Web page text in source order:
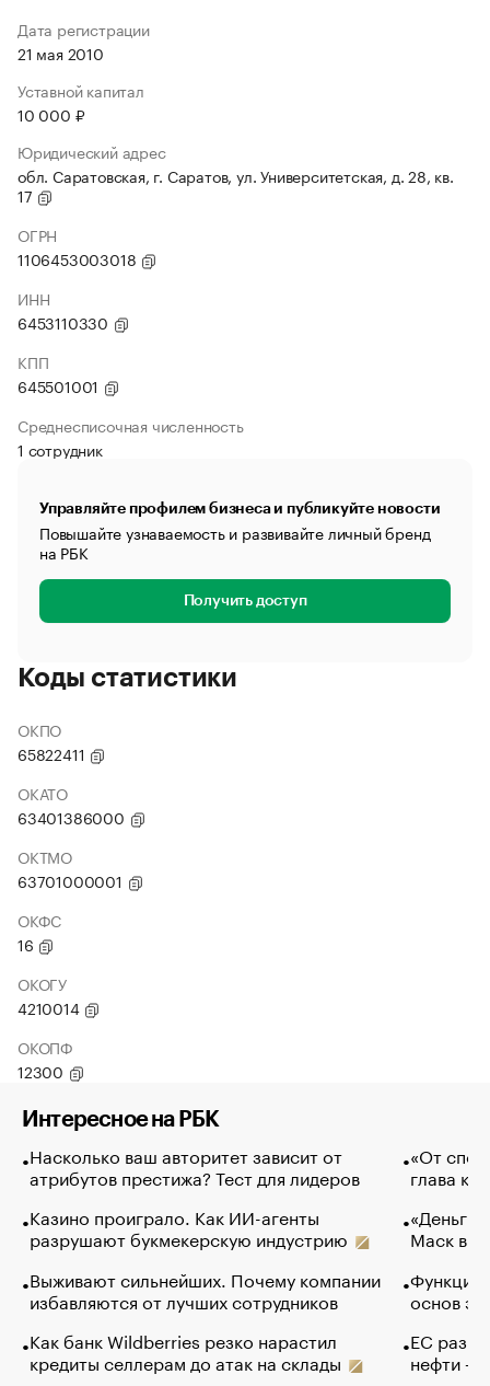
Дата регистрации
21 мая 2010
Уставной капитал
10 000 ₽
Юридический адрес
обл. Саратовская, г. Саратов, ул. Университетская, д. 28, кв.
17
ОГРН
1106453003018
ИНН
6453110330
КПП
645501001
Среднесписочная численность
1 сотрудник
Управляйте профилем бизнеса и публикуйте новости
Повышайте узнаваемость и развивайте личный бренд
на РБК
Получить доступ
Коды статистики
ОКПО
65822411
ОКАТО
63401386000
ОКТМО
63701000001
ОКФС
16
ОКОГУ
4210014
ОКОПФ
12300
Интересное на РБК
Насколько ваш авторитет зависит от
атрибутов престижа? Тест для лидеров
Казино проиграло. Как ИИ-агенты
разрушают букмекерскую индустрию
Выживают сильнейших. Почему компании
избавляются от лучших сотрудников
Как банк Wildberries резко нарастил
кредиты селлерам до атак на склады
«От
глава
«Деньги
Маск в
Функции
основ
ЕС
нефти —